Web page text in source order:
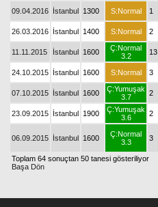
09.04.2016 İstanbul 1300 S:Normal 1
26.03.2016 İstanbul 1400 S:Normal 2
11.11.2015 İstanbul 1600
Ç:Normal
3.2
13
24.10.2015 İstanbul 1600 S:Normal 3
07.10.2015 İstanbul 1600
Ç:Yumuşak
3.7
2
23.09.2015 İstanbul 1900
Ç:Yumuşak
3.6
2
06.09.2015 İstanbul 1600
Ç:Normal
3.3
3
Toplam 64 sonuçtan 50 tanesi gösteriliyor
Başa Dön